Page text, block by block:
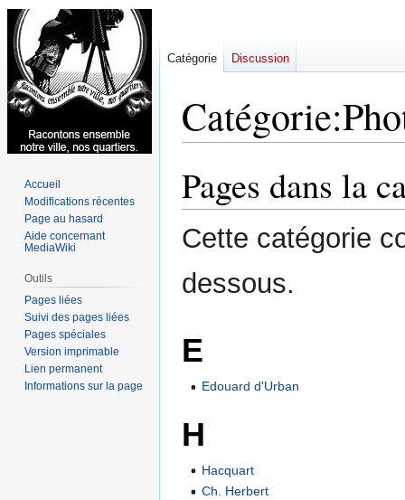
Catégorie:
la
navigation
la
recherche
Pages dans la
Cette catégorie
dessous.
E
Edouard d'Urban
H
Hacquart
Ch. Herbert
Catégorie Discussion
Accueil
Modifications récentes
Page au hasard
Aide concernant
MediaWiki
Outils
Pages liées
Suivi des pages liées
Pages spéciales
Version imprimable
Lien permanent
Informations sur la page